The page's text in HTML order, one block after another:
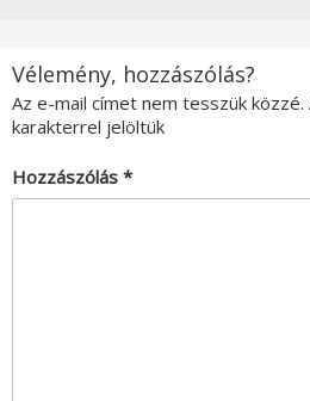
Vélemény, hozzászólás?
Az e-mail címet nem tesszük közzé.
karakterrel jelöltük
Hozzászólás *